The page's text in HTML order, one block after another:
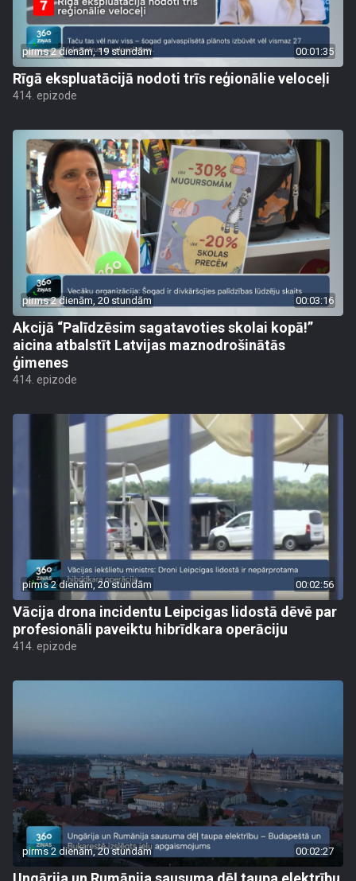
pirms 2 dienām, 19 stundām 00:01:35
Rīgā ekspluatācijā nodoti trīs reģionālie veloceļi
414. epizode
pirms 2 dienām, 20 stundām 00:03:16
Akcijā “Palīdzēsim sagatavoties skolai kopā!”
aicina atbalstīt Latvijas maznodrošinātās
ģimenes
414. epizode
pirms 2 dienām, 20 stundām 00:02:56
Vācija drona incidentu Leipcigas lidostā dēvē par
profesionāli paveiktu hibrīdkara operāciju
414. epizode
pirms 2 dienām, 20 stundām 00:02:27